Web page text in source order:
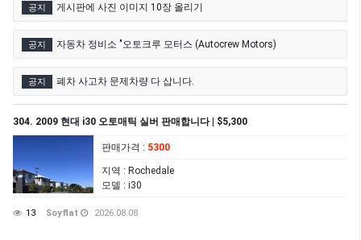
공지 게시판에 사진 이미지 10장 올리기
공지 자동차 정비소 "오토크루 모터스 (Autocrew Motors)
공지 폐차 사고차 문제차량 다 삽니다.
304. 2009 현대 i30 오토매틱 실버 판매합니다 | $5,300
판매가격 : 5300
지역 : Rochedale
모델 : i30
13 Soyflat 2026.08.08